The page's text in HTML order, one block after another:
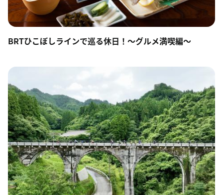
BRTひこぼしラインで巡る休日！～グルメ満喫編～